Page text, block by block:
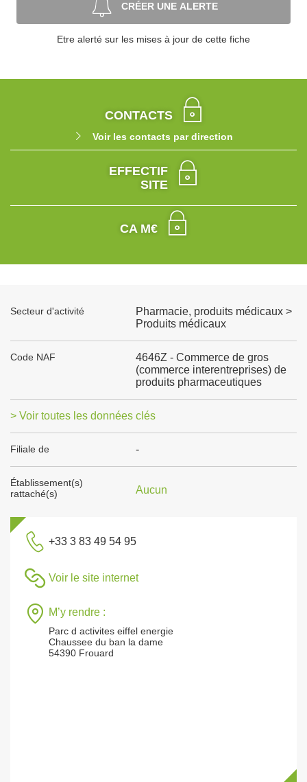
CRÉER UNE ALERTE
Etre alerté sur les mises à jour de cette fiche
CONTACTS
Voir les contacts par direction
EFFECTIF
SITE
CA M€
Secteur d'activité
Pharmacie, produits médicaux >
Produits médicaux
Code NAF
4646Z - Commerce de gros
(commerce interentreprises) de
produits pharmaceutiques
> Voir toutes les données clés
Filiale de -
Établissement(s)
rattaché(s)
Aucun
+33 3 83 49 54 95
Voir le site internet
M’y rendre :
Parc d activites eiffel energie
Chaussee du ban la dame
54390 Frouard